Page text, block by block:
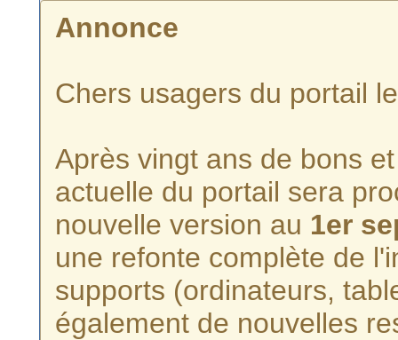
Annonce
Chers usagers du portail
Après vingt ans de bons
actuelle du portail sera
nouvelle version au 1er
une refonte complète de
supports (ordinateurs,
également de nouvelles